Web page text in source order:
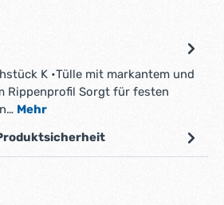
K •Tülle mit markantem und
Rippenprofil Sorgt für festen
Mehr